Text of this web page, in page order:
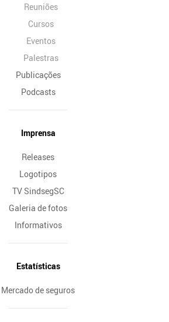
Reuniões
Cursos
Eventos
Palestras
Publicações
Podcasts
Imprensa
Releases
Logotipos
TV SindsegSC
Galeria de fotos
Informativos
Estatísticas
Mercado de seguros